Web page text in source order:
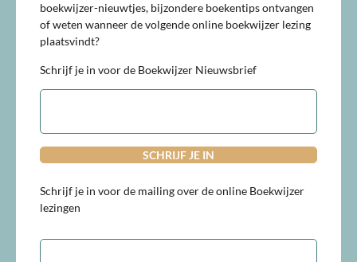
boekwijzer-nieuwtjes, bijzondere boekentips ontvangen
of weten wanneer de volgende online boekwijzer lezing
plaatsvindt?
Schrijf je in voor de Boekwijzer Nieuwsbrief
E-
Schrijf je in voor de mailing over de online Boekwijzer
lezingen
E-